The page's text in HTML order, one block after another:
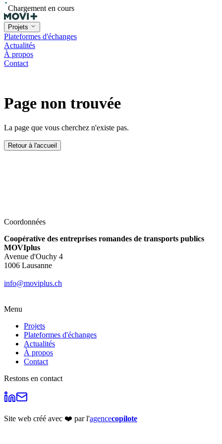
Chargement en cours
Projets
Plateformes d'échanges
Actualités
À propos
Contact
Page non trouvée
La page que vous cherchez n'existe pas.
Retour à l'accueil
Coordonnées
Coopérative des entreprises romandes de transports publics
MOVIplus
Avenue d'Ouchy 4
1006 Lausanne
info@moviplus.ch
Menu
Projets
Plateformes d'échanges
Actualités
À propos
Contact
Restons en contact
Site web créé avec ❤️ par l'agencecopilote